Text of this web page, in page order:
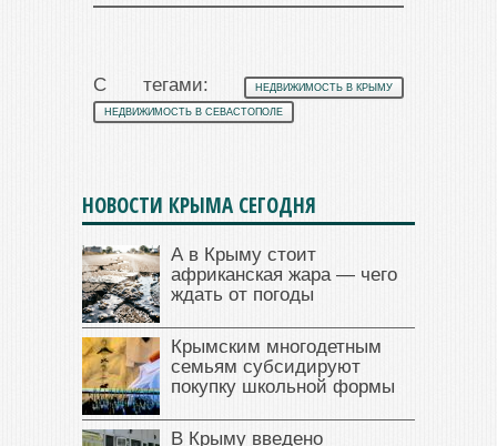
С тегами: НЕДВИЖИМОСТЬ В КРЫМУ
НЕДВИЖИМОСТЬ В СЕВАСТОПОЛЕ
НОВОСТИ КРЫМА СЕГОДНЯ
А в Крыму стоит
африканская жара — чего
ждать от погоды
Крымским многодетным
семьям субсидируют
покупку школьной формы
В Крыму введено